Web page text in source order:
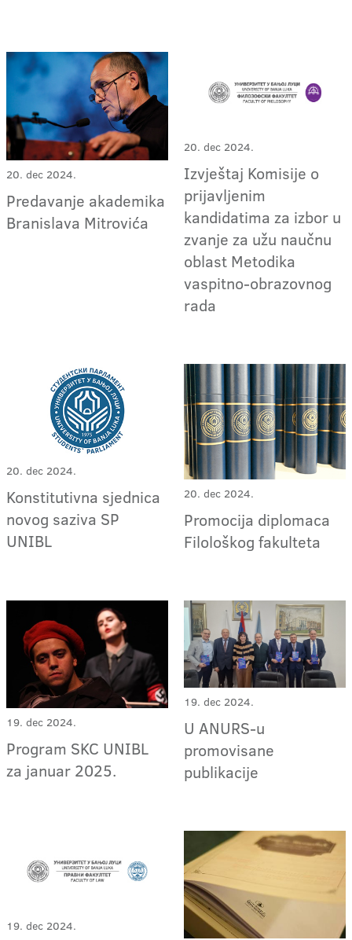
20. dec 2024.
Predavanje akademika
Branislava Mitrovića
20. dec 2024.
Izvještaj Komisije o
prijavljenim
kandidatima za izbor u
zvanje za užu naučnu
oblast Metodika
vaspitno-obrazovnog
rada
20. dec 2024.
Konstitutivna sjednica
novog saziva SP
UNIBL
20. dec 2024.
Promocija diplomaca
Filološkog fakulteta
19. dec 2024.
Program SKC UNIBL
za januar 2025.
19. dec 2024.
U ANURS-u
promovisane
publikacije
19. dec 2024.